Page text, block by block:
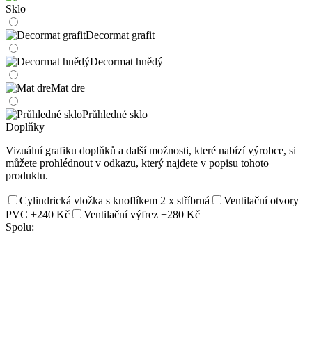
Sklo
Decormat grafit
Decormat hnědý
Mat dre
Průhledné sklo
Doplňky
Vizuální grafiku doplňků a další možnosti, které nabízí výrobce, si
můžete prohlédnout v odkazu, který najdete v popisu tohoto
produktu.
Cylindrická vložka s knoflíkem 2 x stříbrná
Ventilační otvory
PVC +240 Kč Ventilační výfrez +280 Kč
Spolu: